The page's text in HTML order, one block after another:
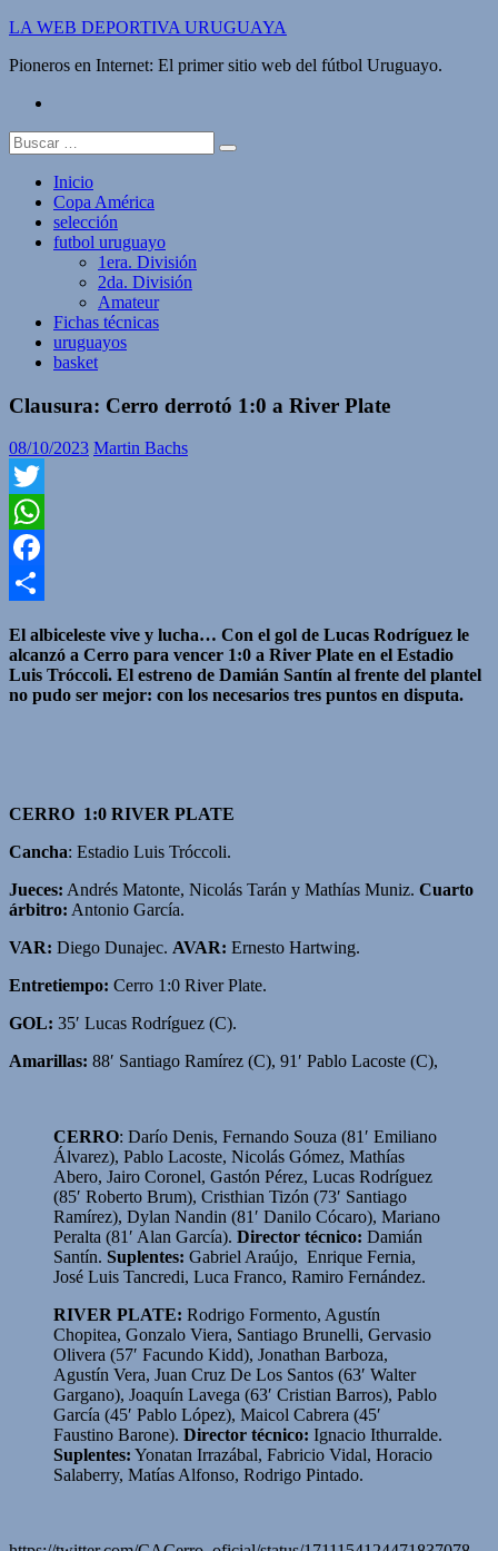
Saltar
contenido
LA WEB DEPORTIVA URUGUAYA
Pioneros en Internet: El primer sitio web del fútbol Uruguayo.
Buscar:
Inicio
Copa América
selección
futbol uruguayo
1era. División
2da. División
Amateur
Fichas técnicas
uruguayos
basket
Clausura: Cerro derrotó 1:0 a River Plate
08/10/2023 Martin Bachs
Twitter
WhatsApp
Facebook
El albiceleste vive y lucha… Con el gol de Lucas Rodríguez le
alcanzó a Cerro para vencer 1:0 a River Plate en el Estadio
Luis Tróccoli. El estreno de Damián Santín al frente del plantel
no pudo ser mejor: con los necesarios tres puntos en disputa.
CERRO 1:0 RIVER PLATE
Cancha: Estadio Luis Tróccoli.
Jueces: Andrés Matonte, Nicolás Tarán y Mathías Muniz. Cuarto
árbitro: Antonio García.
VAR: Diego Dunajec. AVAR: Ernesto Hartwing.
Entretiempo: Cerro 1:0 River Plate.
GOL: 35′ Lucas Rodríguez (C).
Amarillas: 88′ Santiago Ramírez (C), 91′ Pablo Lacoste (C),
CERRO: Darío Denis, Fernando Souza (81′ Emiliano
Álvarez), Pablo Lacoste, Nicolás Gómez, Mathías
Abero, Jairo Coronel, Gastón Pérez, Lucas Rodríguez
(85′ Roberto Brum), Cristhian Tizón (73′ Santiago
Ramírez), Dylan Nandin (81′ Danilo Cócaro), Mariano
Peralta (81′ Alan García). Director técnico: Damián
Santín. Suplentes: Gabriel Araújo, Enrique Fernia,
José Luis Tancredi, Luca Franco, Ramiro Fernández.
RIVER PLATE: Rodrigo Formento, Agustín
Chopitea, Gonzalo Viera, Santiago Brunelli, Gervasio
Olivera (57′ Facundo Kidd), Jonathan Barboza,
Agustín Vera, Juan Cruz De Los Santos (63′ Walter
Gargano), Joaquín Lavega (63′ Cristian Barros), Pablo
García (45′ Pablo López), Maicol Cabrera (45′
Faustino Barone). Director técnico: Ignacio Ithurralde.
Suplentes: Yonatan Irrazábal, Fabricio Vidal, Horacio
Salaberry, Matías Alfonso, Rodrigo Pintado.